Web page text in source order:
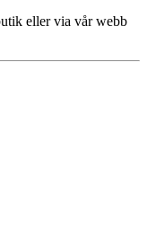
eller via vår webb